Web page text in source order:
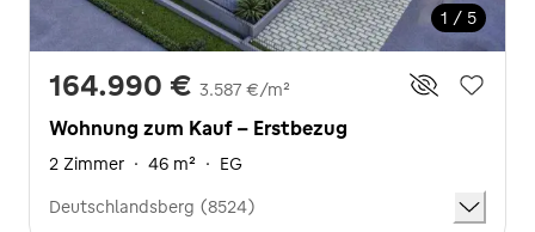
1 / 5
164.990 € 3.587 €/m²
Wohnung zum Kauf - Erstbezug
2 Zimmer · 46 m² · EG
Deutschlandsberg (8524)